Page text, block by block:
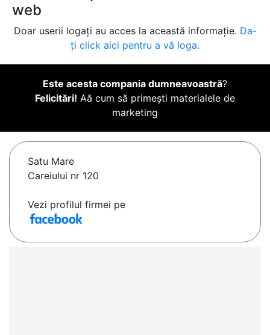
web
Doar userii logați au acces la această informație. Da-
ți click aici pentru a vă loga.
Este acesta compania dumneavoastră?
Felicitări! Aă cum să primești materialele de
marketing
Satu Mare
Careiului nr 120
Vezi profilul firmei pe